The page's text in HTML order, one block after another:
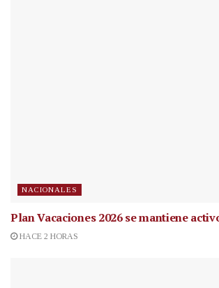
NACIONALES
Plan Vacaciones 2026 se mantiene
HACE 2 HORAS